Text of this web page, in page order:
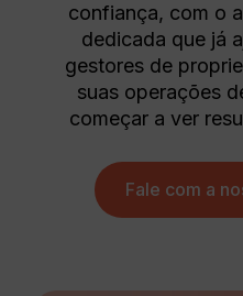
confiança, com o
dedicada que já
gestores de
suas operações
começar a ver
Fale com a